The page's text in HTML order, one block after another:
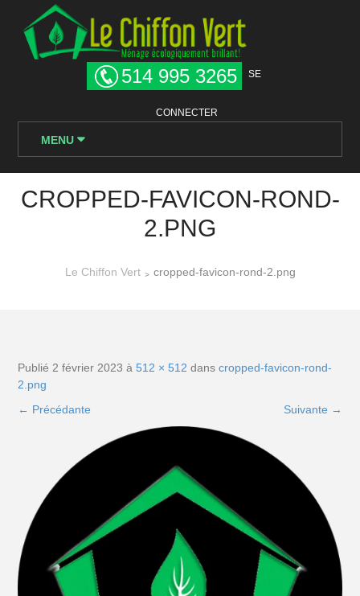
514 995 3265 SE
CONNECTER
MENU
CROPPED-FAVICON-ROND-
2.PNG
Le Chiffon Vert > cropped-favicon-rond-2.png
Publié 2 février 2023 à512 × 512 danscropped-favicon-rond-
2.png
← Précédante Suivante →